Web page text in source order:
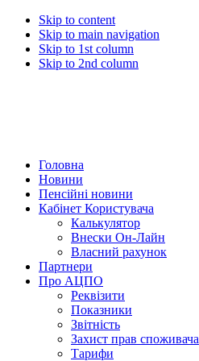
Skip to content
Skip to main navigation
Skip to 1st column
Skip to 2nd column
Головна
Новини
Пенсійні новини
Кабінет Користувача
Калькулятор
Внески Он-Лайн
Власний рахунок
Партнери
Про АЦПО
Реквізити
Показники
Звітність
Захист прав споживача
Тарифи